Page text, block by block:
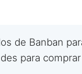
de Banban
para